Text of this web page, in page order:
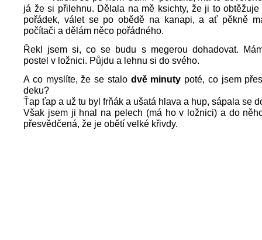
já že si přilehnu. Dělala na mě ksichty, že ji to
pořádek, válet se po obědě na kanapi, a ať pěkně
počítači a dělám něco pořádného.
Řekl jsem si, co se budu s megerou dohadovat.
postel v ložnici. Půjdu a lehnu si do svého.
A co myslíte, že se stalo dvě minuty poté, co jsem
deku?
Ťap ťap a už tu byl frňák a ušatá hlava a hup, sápala se
Však jsem ji hnal na pelech (má ho v ložnici) a do
přesvědčená, že je obětí velké křivdy.